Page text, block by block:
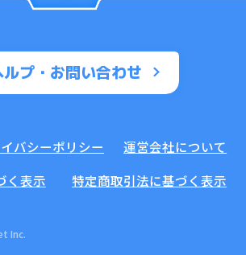
ルプ・お問い合わせ
バシーポリシー
運営会社について
く表示
特定商取引法に基づく表示
Inc.